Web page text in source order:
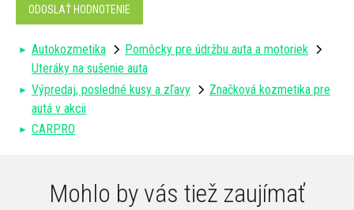
ODOSLAŤ HODNOTENIE
Autokozmetika
Pomôcky pre údržbu auta a motoriek
Uteráky na sušenie auta
Výpredaj, posledné kusy a zľavy
Značková kozmetika pre
autá v akcii
CARPRO
Mohlo by vás tiež zaujímať